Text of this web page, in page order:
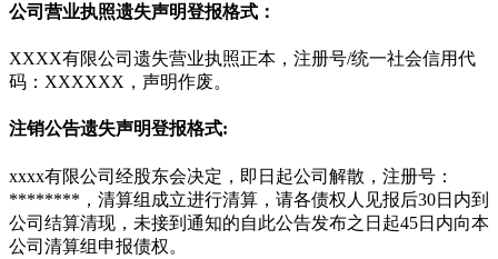
公司营业执照遗失声明登报格式：
XXXX有限公司遗失营业执照正本，注册号/统一社会信用代
码：XXXXXX，声明作废。
注销公告遗失声明登报格式:
xxxx有限公司经股东会决定，即日起公司解散，注册号：
********，清算组成立进行清算，请各债权人见报后30日内到
公司结算清现，未接到通知的自此公告发布之日起45日内向本
公司清算组申报债权。